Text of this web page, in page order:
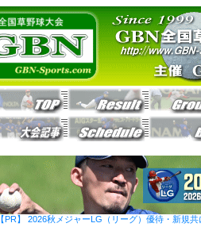
【PR】 2026秋メジャーLG（リーグ）優待・新規